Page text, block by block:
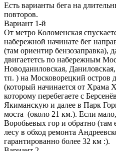
Есть варианты бега на
повторов.
Вариант 1-й
От метро Коломенская
набережной начинате бег
(там ориентир бензозаправка),
двигаететсь по набережным
Новоданиловская,
тп. ) на Московорецкий остров
(который начинается от Храма
которому перебегаете с
Якиманскую и далее в Парк
моста (около 21 км.). Если
Воробьевых гор и обратно (там
лесу в обход ремонта
гарантированно более 32 км :).